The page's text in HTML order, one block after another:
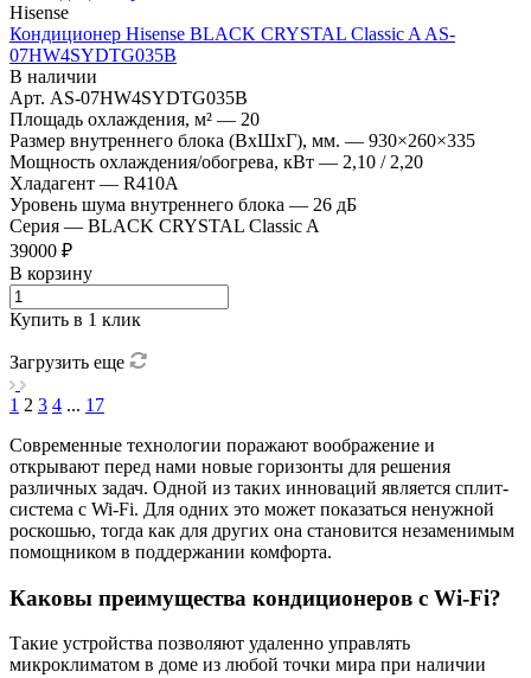
Hisense
Кондиционер Hisense BLACK CRYSTAL Classic A AS-
07HW4SYDTG035В
В наличии
Арт. AS-07HW4SYDTG035В
Площадь охлаждения, м² — 20
Размер внутреннего блока (ВхШхГ), мм. — 930×260×335
Мощность охлаждения/обогрева, кВт — 2,10 / 2,20
Хладагент — R410A
Уровень шума внутреннего блока — 26 дБ
Серия — BLACK CRYSTAL Classic A
39000 ₽
В корзину
Купить в 1 клик
Загрузить еще
1 2 3 4 ... 17
Современные технологии поражают воображение и
открывают перед нами новые горизонты для решения
различных задач. Одной из таких инноваций является сплит-
система с Wi-Fi. Для одних это может показаться ненужной
роскошью, тогда как для других она становится незаменимым
помощником в поддержании комфорта.
Каковы преимущества кондиционеров с Wi-Fi?
Такие устройства позволяют удаленно управлять
микроклиматом в доме из любой точки мира при наличии